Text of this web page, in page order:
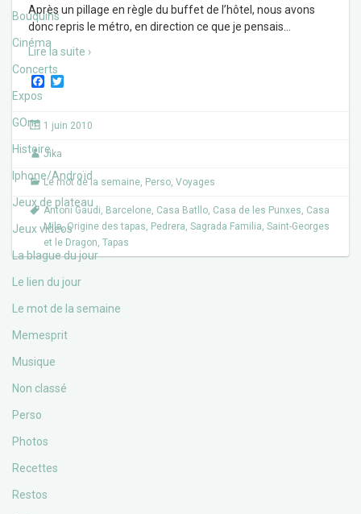
Bouquins
Cinéma
Concerts
Expos
GOne
Histoire
Iphone/Androïd
Jeux de plateau
Jeux vidéos
La blague du jour
Le lien du jour
Le mot de la semaine
Memesprit
Musique
Non classé
Perso
Photos
Recettes
Restos
Après un pillage en règle du buffet de l’hôtel, nous avons
donc repris le métro, en direction ce que je pensais
Lire la suite ›
F
e
b
o
o
k
t
1 juin 2010
Jika
Le mot de la semaine, Perso, Voyages
Antoni Gaudi, Barcelone, Casa Batllo, Casa de les Punxes, Casa
Mila,Origine des tapas, Pedrera, Sagrada Familia, Saint-Georges
et le Dragon, Tapas